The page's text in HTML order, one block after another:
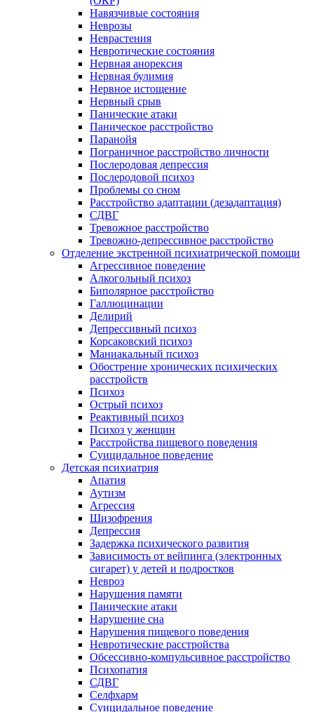
Навязчивые состояния
Неврозы
Неврастения
Невротические состояния
Нервная анорексия
Нервная булимия
Нервное истощение
Нервный срыв
Панические атаки
Паническое расстройство
Паранойя
Пограничное расстройство личности
Послеродовая депрессия
Послеродовой психоз
Проблемы со сном
Расстройство адаптации (дезадаптация)
СДВГ
Тревожное расстройство
Тревожно-депрессивное расстройство
Отделение экстренной психиатрической помощи
Агрессивное поведение
Алкогольный психоз
Биполярное расстройство
Галлюцинации
Делирий
Депрессивный психоз
Корсаковский психоз
Маниакальный психоз
Обострение хронических психических
расстройств
Психоз
Острый психоз
Реактивный психоз
Психоз у женщин
Расстройства пищевого поведения
Суицидальное поведение
Детская психиатрия
Апатия
Аутизм
Агрессия
Шизофрения
Депрессия
Задержка психического развития
Зависимость от вейпинга (электронных
сигарет) у детей и подростков
Невроз
Нарушения памяти
Панические атаки
Нарушение сна
Нарушения пищевого поведения
Невротические расстройства
Обсессивно-компульсивное расстройство
Психопатия
СДВГ
Селфхарм
Суицидальное поведение